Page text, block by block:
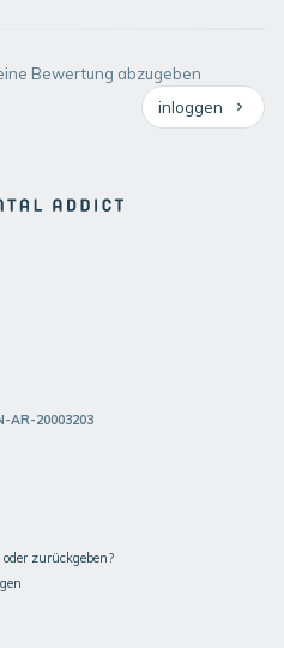
Bewertung abzugeben
inloggen
AR-20003203
zurückgeben?